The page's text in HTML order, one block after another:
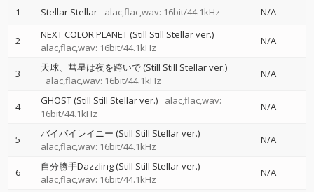
1 Stellar Stellar alac,flac,wav: 16bit/44.1kHz N/A
2
NEXT COLOR PLANET (Still Still Stellar ver.)
alac,flac,wav: 16bit/44.1kHz
N/A
3
天球、彗星は夜を跨いで (Still Still Stellar ver.)
alac,flac,wav: 16bit/44.1kHz
N/A
4 GHOST (Still Still Stellar ver.)
alac,flac,wav:
16bit/44.1kHz
N/A
5
バイバイレイニー (Still Still Stellar ver.)
alac,flac,wav: 16bit/44.1kHz
N/A
6
自分勝手Dazzling (Still Still Stellar ver.)
alac,flac,wav: 16bit/44.1kHz
N/A